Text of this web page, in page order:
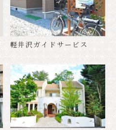
軽井沢ガイドサービス